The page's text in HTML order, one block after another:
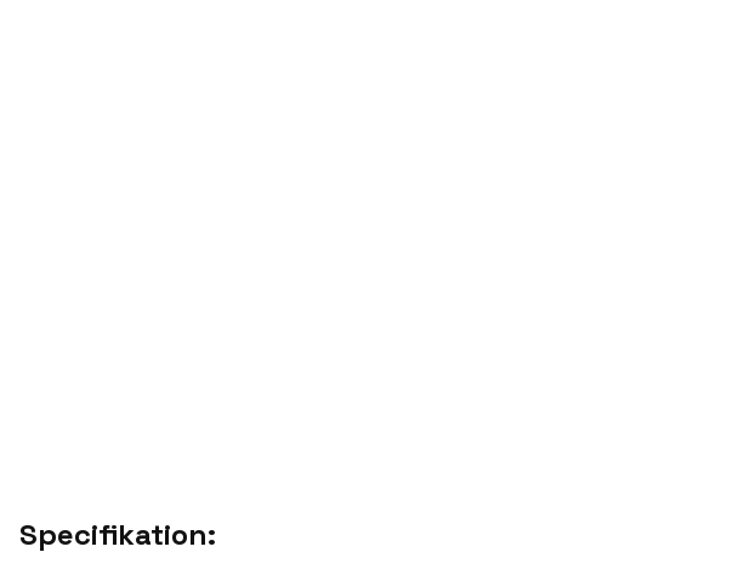
Specifikation: